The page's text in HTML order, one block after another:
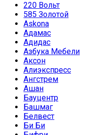
220 Вольт
585 Золотой
Askona
Адамас
Адидас
Азбука Мебели
Аксон
Алиэкспресс
Ангстрем
Ашан
Бауцентр
Башмаг
Белвест
Би Би